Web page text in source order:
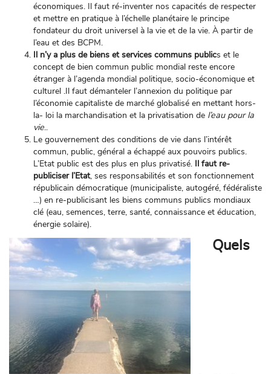
économiques. Il faut ré-inventer nos capacités de respecter
et mettre en pratique à l’échelle planétaire le principe
fondateur du droit universel à la vie et de la vie. À partir de
l’eau et des BCPM.
Il n’y a plus de biens et services communs publics et le
concept de bien commun public mondial reste encore
étranger à l’agenda mondial politique, socio-économique et
culturel .Il faut démanteler l’annexion du politique par
l’économie capitaliste de marché globalisé en mettant hors-
la- loi la marchandisation et la privatisation de l’eau pour la
vie..
Le gouvernement des conditions de vie dans l’intérêt
commun, public, général a échappé aux pouvoirs publics.
L’Etat public est des plus en plus privatisé.
Il faut re-
publiciser l’Etat, ses responsabilités et son fonctionnement
républicain démocratique (municipaliste, autogéré, fédéraliste
…) en re-publicisant les biens communs publics mondiaux
clé (eau, semences, terre, santé, connaissance et éducation,
énergie solaire).
Quels